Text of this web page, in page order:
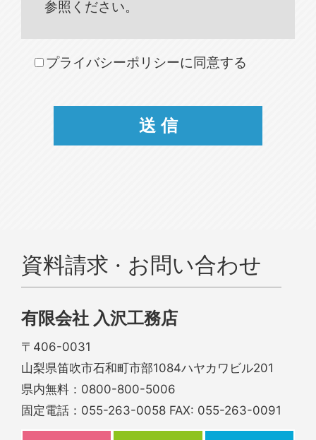
参照ください。
プライバシーポリシーに同意する
資料請求 · お問い合わせ
有限会社 入沢工務店
〒406-0031
山梨県笛吹市石和町市部1084ハヤカワビル201
県内無料： 0800-800-5006
固定電話： 055-263-0058 FAX: 055-263-0091